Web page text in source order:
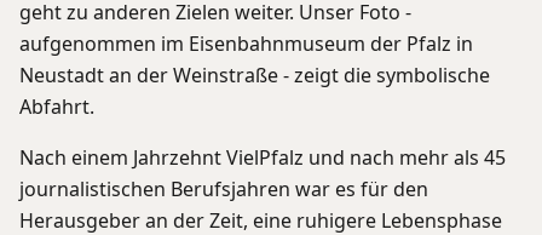
geht zu anderen Zielen weiter. Unser Foto -
aufgenommen im Eisenbahnmuseum der Pfalz in
Neustadt an der Weinstraße - zeigt die symbolische
Abfahrt.
Nach einem Jahrzehnt VielPfalz und nach mehr als 45
journalistischen Berufsjahren war es für den
Herausgeber an der Zeit, eine ruhigere Lebensphase